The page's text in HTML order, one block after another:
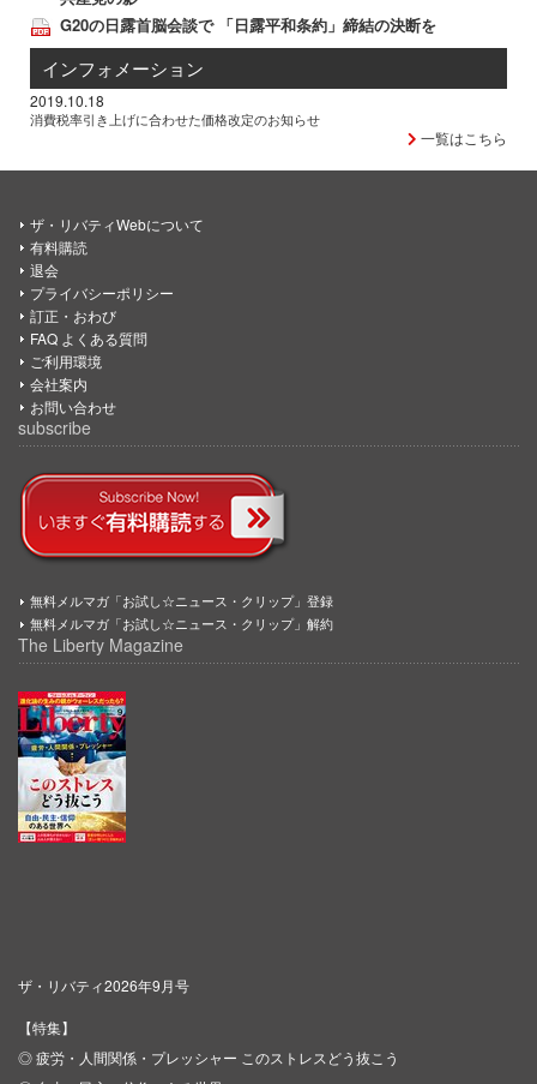
G20の日露首脳会談で 「日露平和条約」締結の決断を
インフォメーション
2019.10.18
消費税率引き上げに合わせた価格改定のお知らせ
一覧はこちら
ザ・リバティWebについて
有料購読
退会
プライバシーポリシー
訂正・おわび
FAQ よくある質問
ご利用環境
会社案内
お問い合わせ
subscribe
無料メルマガ「お試し☆ニュース・クリップ」登録
無料メルマガ「お試し☆ニュース・クリップ」解約
The Liberty Magazine
ザ・リバティ2026年9月号
【特集】
◎ 疲労・人間関係・プレッシャー このストレスどう抜こう